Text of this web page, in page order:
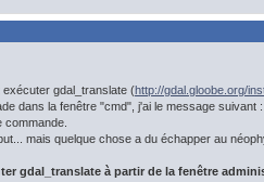
gdal_translate (http://gdal.gloobe.org/
dans la fenêtre "cmd", j'ai le message
commande.
mais quelque chose a du échapper au
gdal_translate à partir de la fenêtre